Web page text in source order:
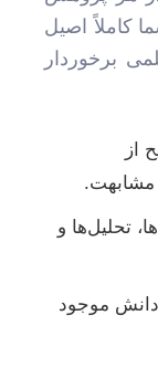
کاملاً اصیل
برخوردار
از
مشابهت.
تحلیل‌ها و
موجود